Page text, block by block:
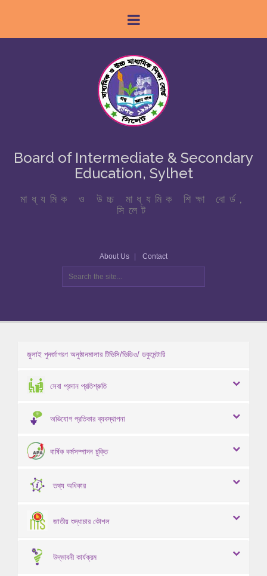
Board of Intermediate & Secondary
Education, Sylhet
মাধ্যমিক ও উচ্চ মাধ্যমিক শিক্ষা বোর্ড,
সিলেট
About Us Contact
জুলাই পুনর্জাগরণ অনুষ্ঠানমালার টিভিসি/ভিডিও/ ডকুমেন্টারি
সেবা প্রদান প্রতিশ্রুতি
অভিযোগ প্রতিকার ব্যবস্থাপনা
বার্ষিক কর্মসম্পাদন চুক্তি
তথ্য অধিকার
জাতীয় শুদ্ধাচার কৌশল
উদ্ভাবনী কার্যক্রম